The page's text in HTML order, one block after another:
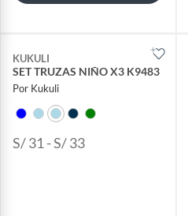
KUKULI
SET TRUZAS NIÑO X3 K9483
Por Kukuli
S/ 31 - S/ 33